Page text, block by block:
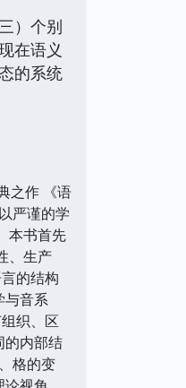
）个别
在语义
的系统
之作 《语
严谨的学
本书首先
、生产
的结构
与音系
织、区
的内部结
格的变